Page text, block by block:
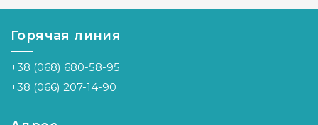
Горячая линия
+38 (068) 680-58-95
+38 (066) 207-14-90